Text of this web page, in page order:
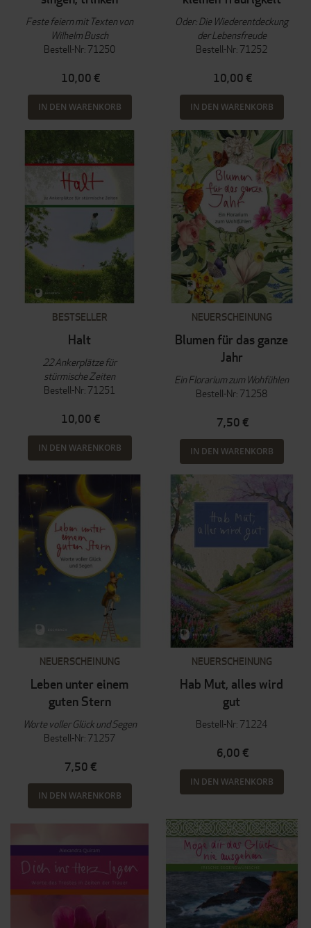
Feste feiern mit Texten von
Wilhelm Busch
Bestell-Nr: 71250
10,00 €
IN DEN WARENKORB
Oder: Die Wiederentdeckung
der Lebensfreude
Bestell-Nr: 71252
10,00 €
IN DEN WARENKORB
BESTSELLER
Halt
22 Ankerplätze für
stürmische Zeiten
Bestell-Nr: 71251
10,00 €
IN DEN WARENKORB
NEUERSCHEINUNG
Blumen für das ganze
Jahr
Ein Florarium zum Wohfühlen
Bestell-Nr: 71258
7,50 €
IN DEN WARENKORB
NEUERSCHEINUNG
Leben unter einem
guten Stern
Worte voller Glück und Segen
Bestell-Nr: 71257
7,50 €
IN DEN WARENKORB
NEUERSCHEINUNG
Hab Mut, alles wird
gut
Bestell-Nr: 71224
6,00 €
IN DEN WARENKORB